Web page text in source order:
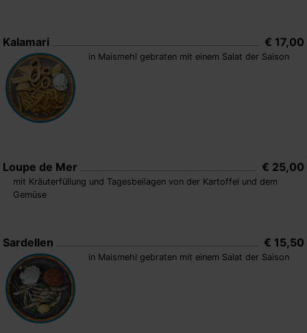
Kalamari € 17,00
in Maismehl gebraten mit einem Salat der Saison
Loupe de Mer € 25,00
mit Kräuterfüllung und Tagesbeilagen von der Kartoffel und dem
Gemüse
Sardellen € 15,50
in Maismehl gebraten mit einem Salat der Saison